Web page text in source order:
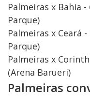
Palmeiras x Bahia -
Parque)
Palmeiras x Ceará -
Parque)
Palmeiras x
(Arena Barueri)
Palmeiras